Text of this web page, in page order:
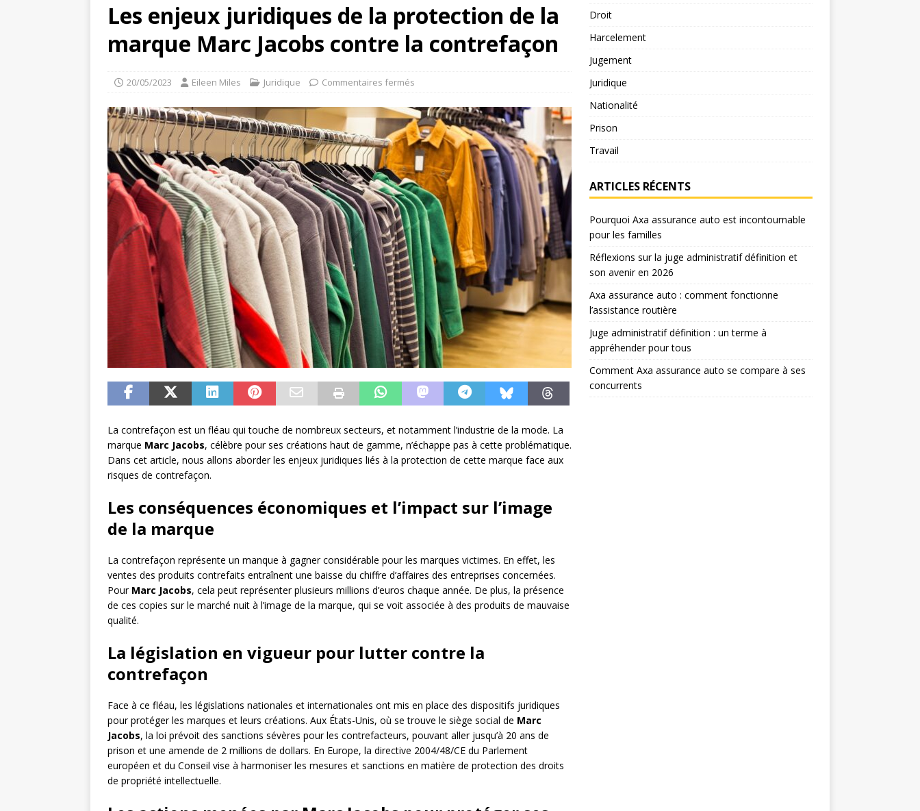
Les enjeux juridiques de la protection de la
marque Marc Jacobs contre la contrefaçon
20/05/2023 Eileen Miles Juridique Commentaires fermés
La contrefaçon est un fléau qui touche de nombreux secteurs, et notamment l’industrie de la mode. La
marque Marc Jacobs, célèbre pour ses créations haut de gamme, n’échappe pas à cette problématique.
Dans cet article, nous allons aborder les enjeux juridiques liés à la protection de cette marque face aux
risques de contrefaçon.
Les conséquences économiques et l’impact sur l’image
de la marque
La contrefaçon représente un manque à gagner considérable pour les marques victimes. En effet, les
ventes des produits contrefaits entraînent une baisse du chiffre d’affaires des entreprises concernées.
Pour Marc Jacobs, cela peut représenter plusieurs millions d’euros chaque année. De plus, la présence
de ces copies sur le marché nuit à l’image de la marque, qui se voit associée à des produits de mauvaise
qualité.
La législation en vigueur pour lutter contre la
contrefaçon
Face à ce fléau, les législations nationales et internationales ont mis en place des dispositifs juridiques
pour protéger les marques et leurs créations. Aux États-Unis, où se trouve le siège social de Marc
Jacobs, la loi prévoit des sanctions sévères pour les contrefacteurs, pouvant aller jusqu’à 20 ans de
prison et une amende de 2 millions de dollars. En Europe, la directive 2004/48/CE du Parlement
européen et du Conseil vise à harmoniser les mesures et sanctions en matière de protection des droits
de propriété intellectuelle.
Droit
Harcelement
Jugement
Juridique
Nationalité
Prison
Travail
ARTICLES RÉCENTS
Pourquoi Axa assurance auto est incontournable
pour les familles
Réflexions sur la juge administratif définition et
son avenir en 2026
Axa assurance auto : comment fonctionne
l’assistance routière
Juge administratif définition : un terme à
appréhender pour tous
Comment Axa assurance auto se compare à ses
concurrents